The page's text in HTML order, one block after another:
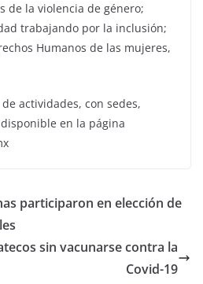
de la violencia de género;
trabajando por la inclusión;
Humanos de las mujeres,
actividades, con sedes,
en la página
participaron en elección de
sin vacunarse contra la
Covid-19